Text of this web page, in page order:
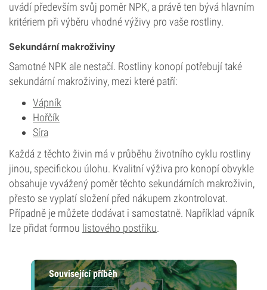
uvádí především svůj poměr NPK, a právě ten bývá hlavním
kritériem při výběru vhodné výživy pro vaše rostliny.
Sekundární makroživiny
Samotné NPK ale nestačí. Rostliny konopí potřebují také
sekundární makroživiny, mezi které patří:
Vápník
Hořčík
Síra
Každá z těchto živin má v průběhu životního cyklu rostliny
jinou, specifickou úlohu. Kvalitní výživa pro konopí obvykle
obsahuje vyvážený poměr těchto sekundárních makroživin,
přesto se vyplatí složení před nákupem zkontrolovat.
Případně je můžete dodávat i samostatně. Například vápník
lze přidat formou listového postřiku.
Související příběh